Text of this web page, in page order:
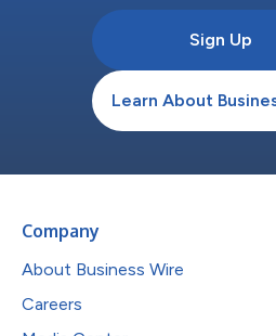
Sign Up
Learn About
Company
About Business Wire
Careers